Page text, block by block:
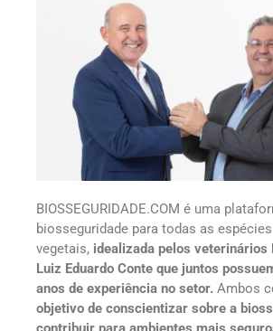
BIOSSEGURIDADE.COM é uma
biosseguridade para todas as
vegetais, idealizada pelos veterinários
Luiz Eduardo Conte que juntos
anos de experiência no setor. Ambos
objetivo de conscientizar sobre a